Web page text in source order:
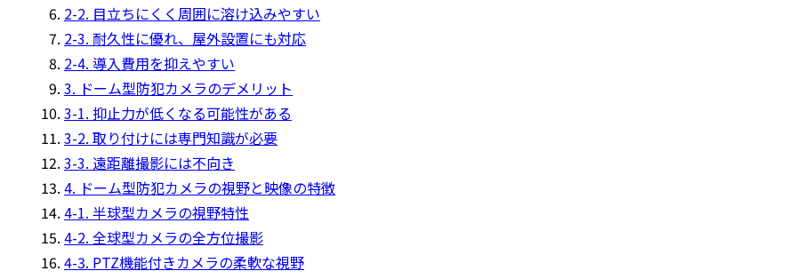
2-2. 目立ちにくく周囲に溶け込みやすい
2-3. 耐久性に優れ、屋外設置にも対応
2-4. 導入費用を抑えやすい
3. ドーム型防犯カメラのデメリット
3-1. 抑止力が低くなる可能性がある
3-2. 取り付けには専門知識が必要
3-3. 遠距離撮影には不向き
4. ドーム型防犯カメラの視野と映像の特徴
4-1. 半球型カメラの視野特性
4-2. 全球型カメラの全方位撮影
4-3. PTZ機能付きカメラの柔軟な視野